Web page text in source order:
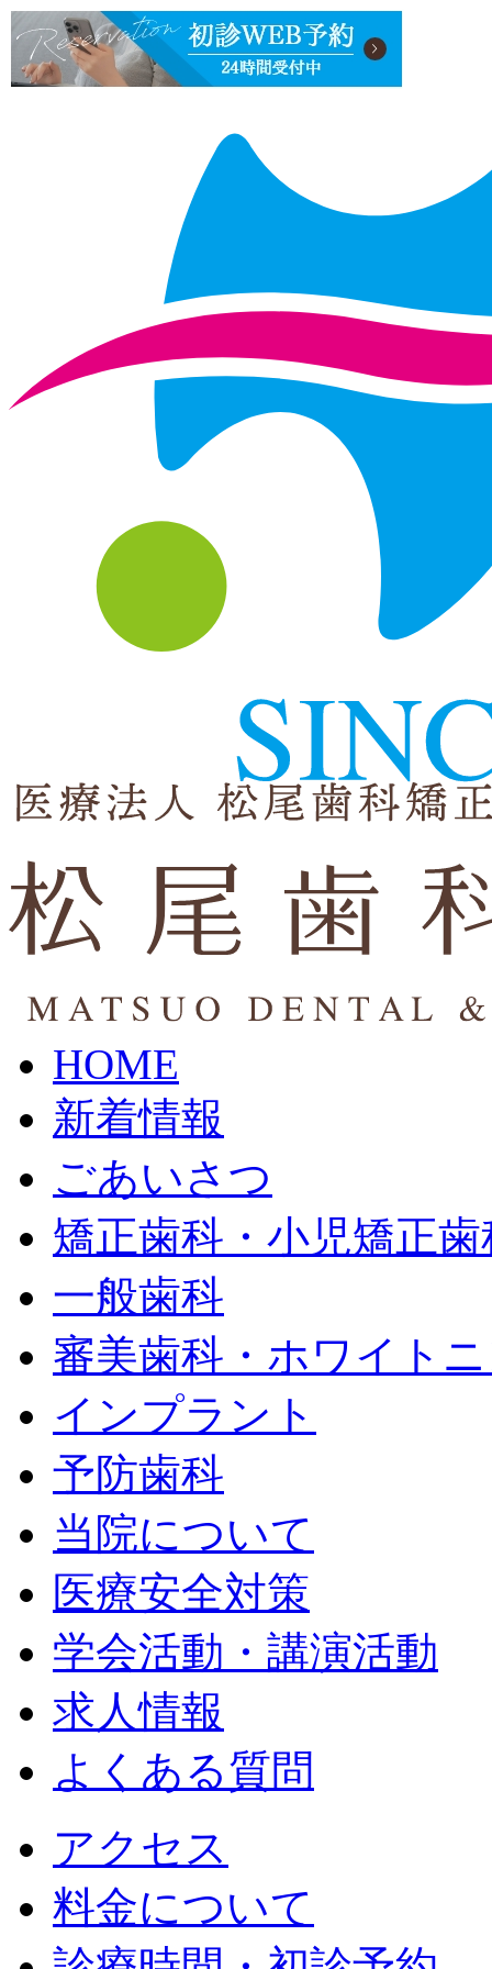
HOME
新着情報
ごあいさつ
矯正歯科・小児矯正歯
一般歯科
審美歯科・ホワイト
インプラント
予防歯科
当院について
医療安全対策
学会活動・講演活動
求人情報
よくある質問
アクセス
料金について